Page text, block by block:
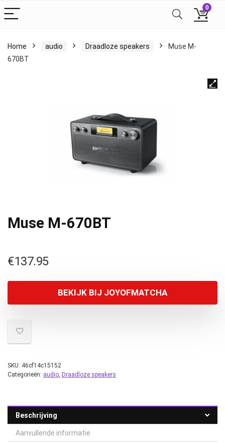
0
Home audio Draadloze speakers
Muse M-
670BT
Muse M-670BT
€137.95
BEKIJK BIJ JOYOFMATCHA
SKU: 46cf14c15152
Categorieën: audio, Draadloze speakers
Beschrijving
Aanvullende informatie